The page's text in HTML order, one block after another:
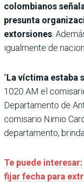
colombianos
presunta
extorsiones .
igualmente de
“La víctima estaba
1020 AM el
Departamento de
comisario Nimio
departamento,
Te puede
fijar fecha para